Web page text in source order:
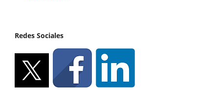
Redes Sociales